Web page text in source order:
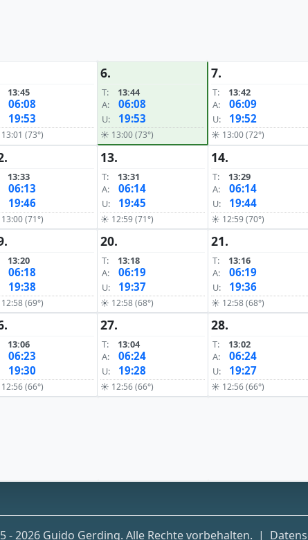
13:45
06:08
19:53
(73°)
6.
T:
13:44
A:
06:08
U: 19:53
☀ 13:00 (73°)
7.
T:
13:42
A:
06:09
U: 19:52
☀ 13:00 (72°)
13:33
06:13
19:46
(71°)
13.
T:
13:31
A:
06:14
U: 19:45
☀ 12:59 (71°)
14.
T:
13:29
A:
06:14
U: 19:44
☀ 12:59 (70°)
13:20
06:18
19:38
(69°)
20.
T:
13:18
A:
06:19
U: 19:37
☀ 12:58 (68°)
21.
T:
13:16
A:
06:19
U: 19:36
☀ 12:58 (68°)
13:06
06:23
19:30
(66°)
27.
T:
13:04
A:
06:24
U: 19:28
☀ 12:56 (66°)
28.
T:
13:02
A:
06:24
U: 19:27
☀ 12:56 (66°)
- 2026 Guido Gerding. Alle Rechte vorbehalten. |